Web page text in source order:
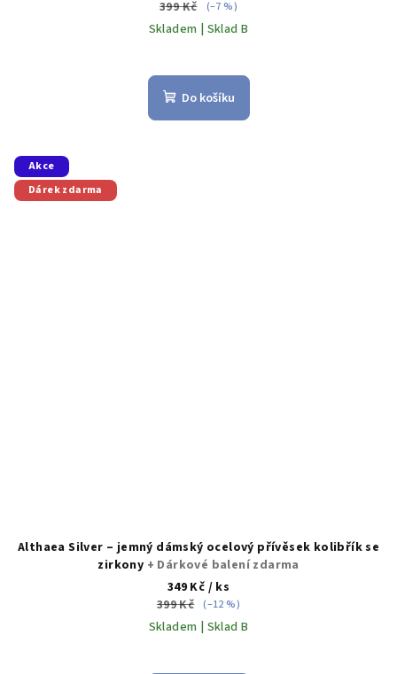
399 Kč (–7 %)
Skladem | Sklad B
Do košíku
Akce
Dárek zdarma
Althaea Silver – jemný dámský ocelový přívěsek kolibřík se
zirkony + Dárkové balení zdarma
349 Kč / ks
399 Kč (–12 %)
Skladem | Sklad B